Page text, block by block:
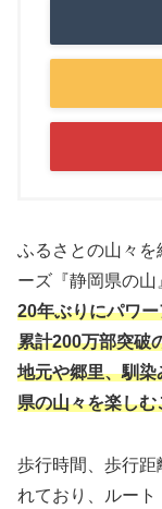
ふるさとの山々を
ーズ『静岡県の山
20年ぶりにパワ
累計200万部突破
地元や郷里、馴
県の山々を楽し
歩行時間、歩行距
れており、ルート